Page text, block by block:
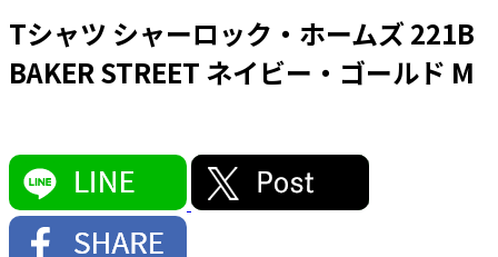
Tシャツ シャーロック・ホームズ 221B
BAKER STREET ネイビー・ゴールド M